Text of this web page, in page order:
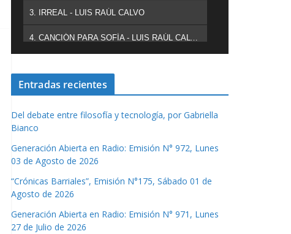
3. IRREAL - LUIS RAÚL CALVO
Entradas recientes
Del debate entre filosofía y tecnología, por Gabriella
Bianco
Generación Abierta en Radio: Emisión N° 972, Lunes
03 de Agosto de 2026
“Crónicas Barriales”, Emisión N°175, Sábado 01 de
Agosto de 2026
Generación Abierta en Radio: Emisión N° 971, Lunes
27 de Julio de 2026